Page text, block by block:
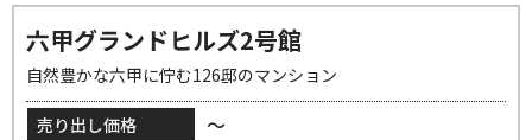
六甲グランドヒルズ2号館
自然豊かな六甲に佇む126邸のマンション
売り出し価格 ～